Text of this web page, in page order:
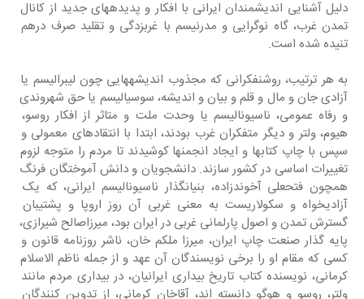
دلیل آشنایی اندیشمندان ایرانی با افکار و پدیدههای جدید از کانال
تمدن غرب، گاه نوگرایی و مدرنیسم با غربزدگی و تقلید صرف درهم
تنیده شده است.
به هر ترتیب، روشنفکرانی که مجذوب اندیشههایی چون لیبرالیسم یا
آزادی جان و مال و قلم و بیان و اندیشه، سوسیالیسم یا حق شهروندی
و رفاه عمومی، ناسیونالیسم یا وحدت ملت و متاثر از افکار روسو،
هیوم، ولتر و دیگر متفکران غرب بودند، ابتدا با انتقادهای معمولی و
سپس با چاپ کتابها و ایجاد انجمنها کوشیدند تا مردم را متوجه لزوم
تغییرات اساسی در کشور سازند. دانشجویان و دانش آموختگان فرنگ
همچون فتحعلی آخوندزاده، بنیانگذار ناسیونالیسم ایرانی، که یک
آزادیخواه و سکولاریست به معنی غربی آن روز اروپا و پشتیبان
گسترش تمدن و اصول پارلمانی غربی در ایران بود، میرزاصالح شیرازی،
پایه گذار صنعت چاپ ایران، میرزا ملکم خان، ناشر روزنامه قانون و
کسی که مقام او را برخی نویسندگان آن عهد و از جمله ناظم الاسلام
کرمانی، نویسنده کتاب تاریخ بیداری ایرانیان، در بیداری مردم مانند
ولتر، روسو و هوگو دانسته اند، آقاخان کرمانی، از تدوین کنندگان